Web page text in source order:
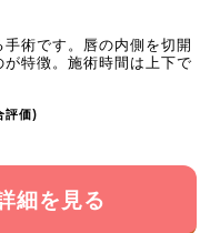
術です。唇の内側を切開
特徴。施術時間は上下で
評価)
細を見る